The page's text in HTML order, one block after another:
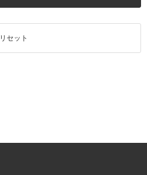
リセット